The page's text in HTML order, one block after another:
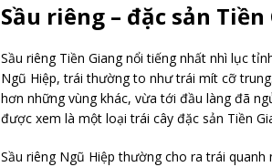
Sầu riêng – đặc sản Tiền
Sầu riêng Tiền Giang nổi tiếng nhất nhì lục
Ngũ Hiệp, trái thường to như trái mít cỡ
hơn những vùng khác, vừa tới đầu làng đã
được xem là một loại trái cây đặc sản Tiền
Sầu riêng Ngũ Hiệp thường cho ra trái